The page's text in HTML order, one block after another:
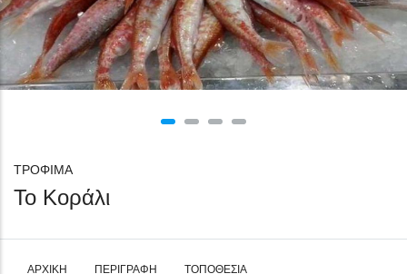
ΤΡΟΦΙΜΑ
Το Κοράλι
ΑΡΧΙΚΉ ΠΕΡΙΓΡΑΦΉ ΤΟΠΟΘΕΣΊΑ